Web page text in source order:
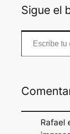
Sigue el
Escribe tu correo electrónico…
Rafael